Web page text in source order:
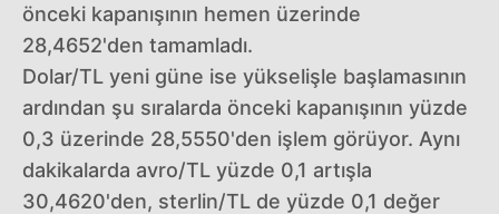
önceki kapanışının hemen üzerinde
28,4652'den tamamladı.
Dolar/TL yeni güne ise yükselişle başlamasının
ardından şu sıralarda önceki kapanışının yüzde
0,3 üzerinde 28,5550'den işlem görüyor. Aynı
dakikalarda avro/TL yüzde 0,1 artışla
30,4620'den, sterlin/TL de yüzde 0,1 değer